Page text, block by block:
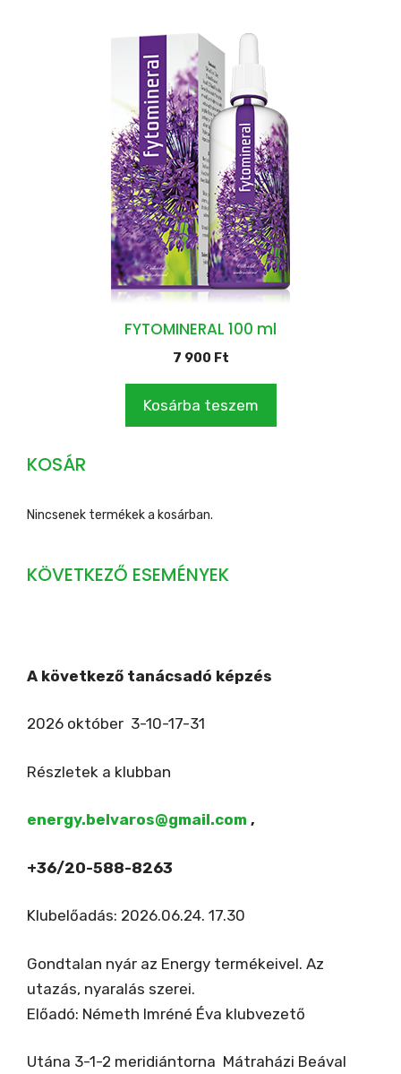
FYTOMINERAL 100 ml
7 900 Ft
Kosárba teszem
KOSÁR
Nincsenek termékek a kosárban.
KÖVETKEZŐ ESEMÉNYEK
A következő tanácsadó képzés
2026 október 3-10-17-31
Részletek a klubban
energy.belvaros@gmail.com ,
+36/20-588-8263
Klubelőadás: 2026.06.24. 17.30
Gondtalan nyár az Energy termékeivel. Az
utazás, nyaralás szerei.
Előadó: Németh Imréné Éva klubvezető
Utána 3-1-2 meridiántorna Mátraházi Beával